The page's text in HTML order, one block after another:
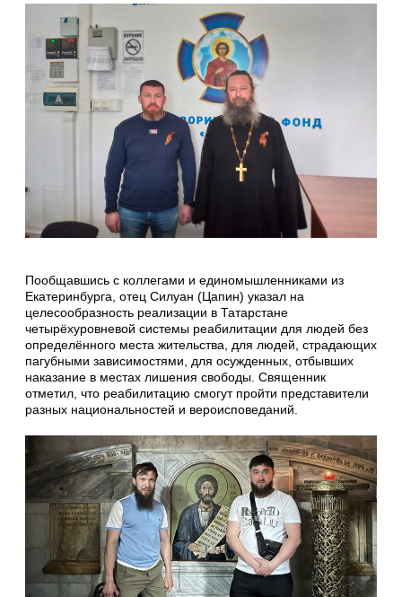
Пообщавшись с коллегами и единомышленниками из
Екатеринбурга, отец Силуан (Цапин) указал на
целесообразность реализации в Татарстане
четырёхуровневой системы реабилитации для людей без
определённого места жительства, для людей, страдающих
пагубными зависимостями, для осужденных, отбывших
наказание в местах лишения свободы. Священник
отметил, что реабилитацию смогут пройти представители
разных национальностей и вероисповеданий.